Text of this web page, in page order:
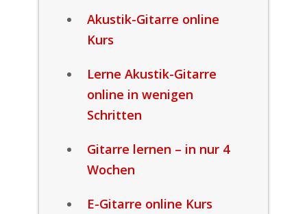
Akustik-Gitarre online
Kurs
Lerne Akustik-Gitarre
online in wenigen
Schritten
Gitarre lernen – in nur 4
Wochen
E-Gitarre online Kurs